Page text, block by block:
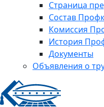
Страница
Состав
Комиссия
История
Документы
Объявления о